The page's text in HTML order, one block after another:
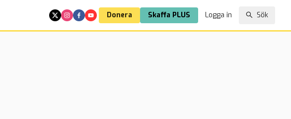
Donera Skaffa PLUS Logga in Sök